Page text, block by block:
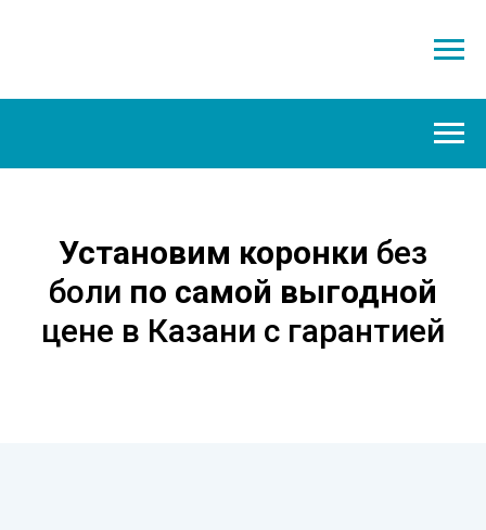
Установим коронки без
боли по самой выгодной
цене в Казани с гарантией